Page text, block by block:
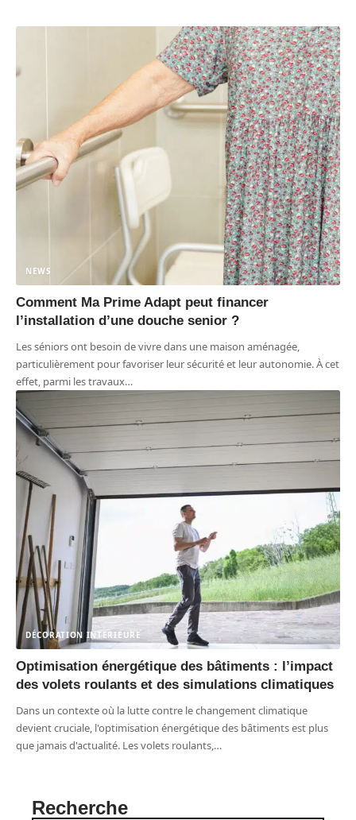
NEWS
Comment Ma Prime Adapt peut financer
l’installation d’une douche senior ?
Les séniors ont besoin de vivre dans une maison aménagée,
particulièrement pour favoriser leur sécurité et leur autonomie. À cet
effet, parmi les travaux…
DÉCORATION INTERIEURE
Optimisation énergétique des bâtiments : l’impact
des volets roulants et des simulations climatiques
Dans un contexte où la lutte contre le changement climatique
devient cruciale, l'optimisation énergétique des bâtiments est plus
que jamais d'actualité. Les volets roulants,…
Recherche